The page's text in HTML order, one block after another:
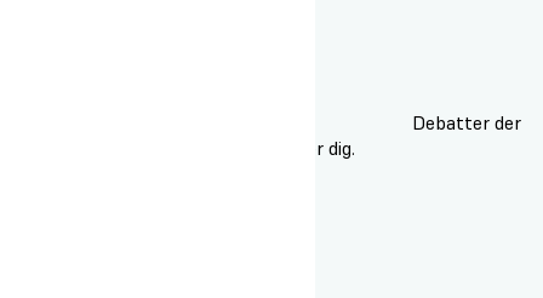
Debatter der
rykker dig, ikke bare underholder dig.